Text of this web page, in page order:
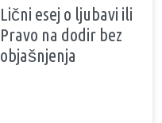
Lični esej o ljubavi ili
Pravo na dodir bez
objašnjenja